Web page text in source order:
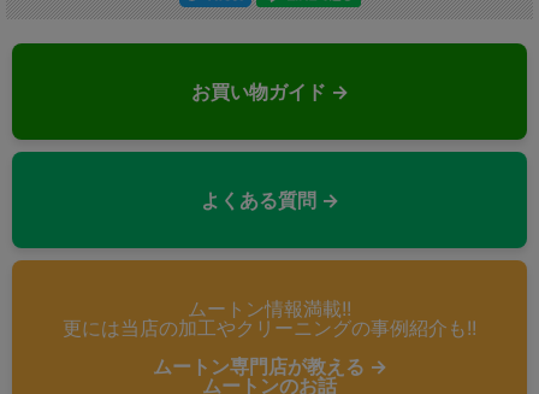
お買い物ガイド →
よくある質問 →
ムートン情報満載!!
更には当店の加工やクリーニングの事例紹介も!!
ムートン専門店が教える →
ムートンのお話